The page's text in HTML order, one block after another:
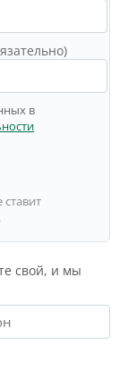
в
свой, и мы